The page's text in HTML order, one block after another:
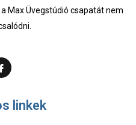
Max Üvegstúdió csapatát nem
linkek